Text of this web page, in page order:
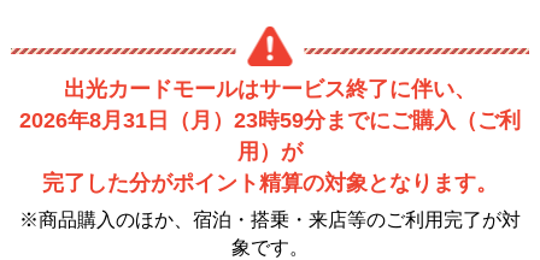
出光カードモールはサービス終了に伴い、
2026年8月31日（月）23時59分までにご購入（ご利
用）が
完了した分がポイント精算の対象となります。
※商品購入のほか、宿泊・搭乗・来店等のご利用完了が対
象です。